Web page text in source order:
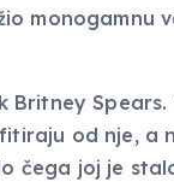
monogamnu
od nje, a
čega joj je